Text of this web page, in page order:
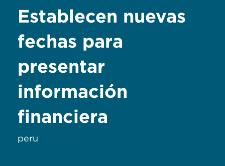
Establecen nuevas
fechas para
presentar
información
financiera
peru